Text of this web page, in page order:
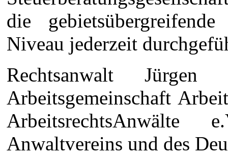
die
Niveau jederzeit
Rechtsanwalt
Arbeitsgemeinschaft
Anwaltvereins und des